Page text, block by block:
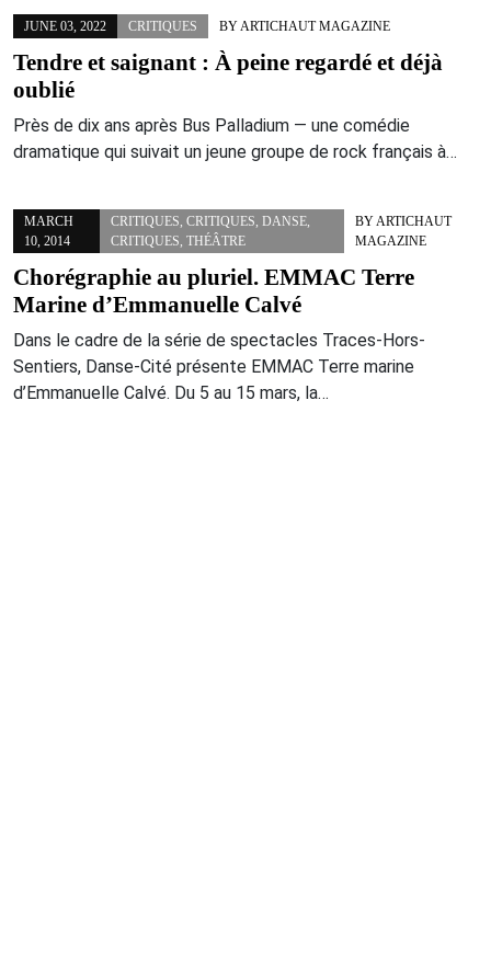
JUNE 03, 2022 CRITIQUES BYARTICHAUT MAGAZINE
Tendre et saignant : À peine regardé et déjà
oublié
Près de dix ans après Bus Palladium — une comédie
dramatique qui suivait un jeune groupe de rock français à…
MARCH
10, 2014
CRITIQUES,CRITIQUES,DANSE,
CRITIQUES,THÉÂTRE
BYARTICHAUT
MAGAZINE
Chorégraphie au pluriel. EMMAC Terre
Marine d’Emmanuelle Calvé
Dans le cadre de la série de spectacles Traces-Hors-
Sentiers, Danse-Cité présente EMMAC Terre marine
d’Emmanuelle Calvé. Du 5 au 15 mars, la…